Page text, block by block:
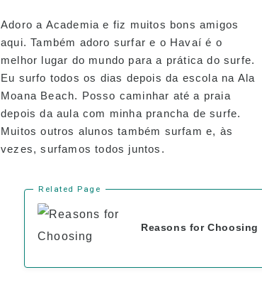
Adoro a Academia e fiz muitos bons amigos
aqui. Também adoro surfar e o Havaí é o
melhor lugar do mundo para a prática do surfe.
Eu surfo todos os dias depois da escola na Ala
Moana Beach. Posso caminhar até a praia
depois da aula com minha prancha de surfe.
Muitos outros alunos também surfam e, às
vezes, surfamos todos juntos.
Related Page
Reasons for Choosing